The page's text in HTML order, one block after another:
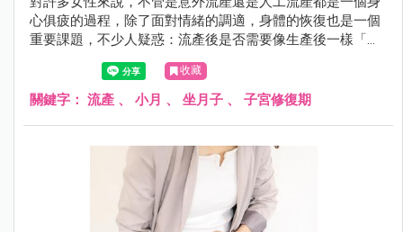
心俱疲的過程，除了面對情緒的調適，身體的恢復也是一個
重要課題，不少人疑惑：流產後是否需要像生產後一樣「坐
月子」？還是可以無縫接軌地回到工作崗位呢？今天瑜芹醫
師來幫大家解答這些問題！收藏
關鍵字： 流產 、 小月 、 坐月子 、 子宮修復期